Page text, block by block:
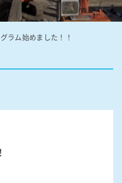
ラム始めました！！